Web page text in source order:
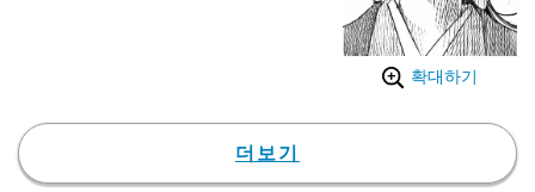
확대하기
또한, 이에 맞춰 마카로니 앤피츠
의 오프닝 테마 '슈쇼(終宵)'를 사용
더보기